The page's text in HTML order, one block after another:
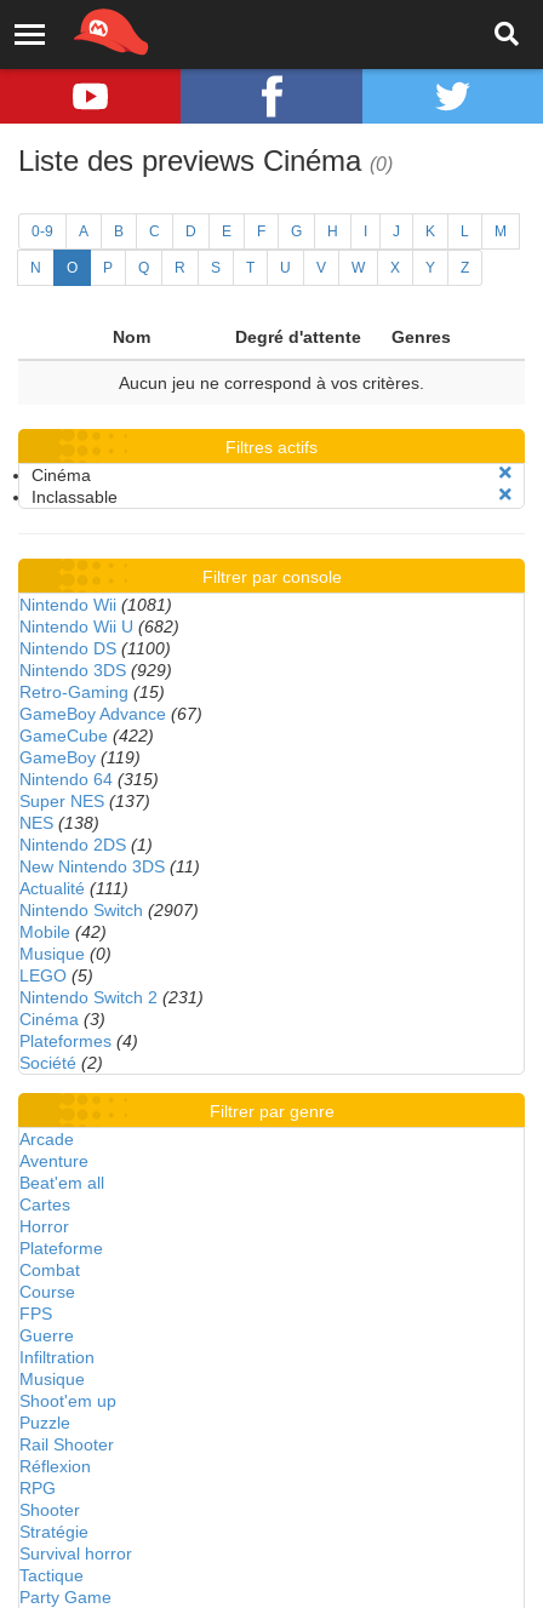
Liste des previews Cinéma (0)
0-9 A B C D E F G H J K L M
N O P Q R S T U V W X Y Z
Nom Degré d'attente Genres
Aucun jeu ne correspond à vos critères.
Filtres actifs
Cinéma
Inclassable
Filtrer par console
Nintendo Wii (1081)
Nintendo Wii U (682)
Nintendo DS (1100)
Nintendo 3DS (929)
Retro-Gaming (15)
GameBoy Advance (67)
GameCube (422)
GameBoy (119)
Nintendo 64 (315)
Super NES (137)
NES (138)
Nintendo 2DS (1)
New Nintendo 3DS (11)
Actualité (111)
Nintendo Switch (2907)
Mobile (42)
Musique (0)
LEGO (5)
Nintendo Switch 2 (231)
Cinéma (3)
Plateformes (4)
Société (2)
Filtrer par genre
Arcade
Aventure
Beat'em all
Cartes
Horror
Plateforme
Combat
Course
FPS
Guerre
Infiltration
Musique
Shoot'em up
Puzzle
Rail Shooter
Réflexion
RPG
Shooter
Stratégie
Survival horror
Tactique
Party Game